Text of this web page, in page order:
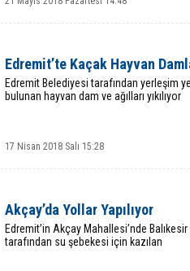
Edremit’te Kaçak Hayvan
Edremit Belediyesi tarafından yerleşim
bulunan hayvan dam ve ağılları yıkılıyor
17 Nisan 2018 Salı 15:28
Akçay’da Yollar Yapılıyor
Edremit’in Akçay Mahallesi’nde
tarafından su şebekesi için kazılan